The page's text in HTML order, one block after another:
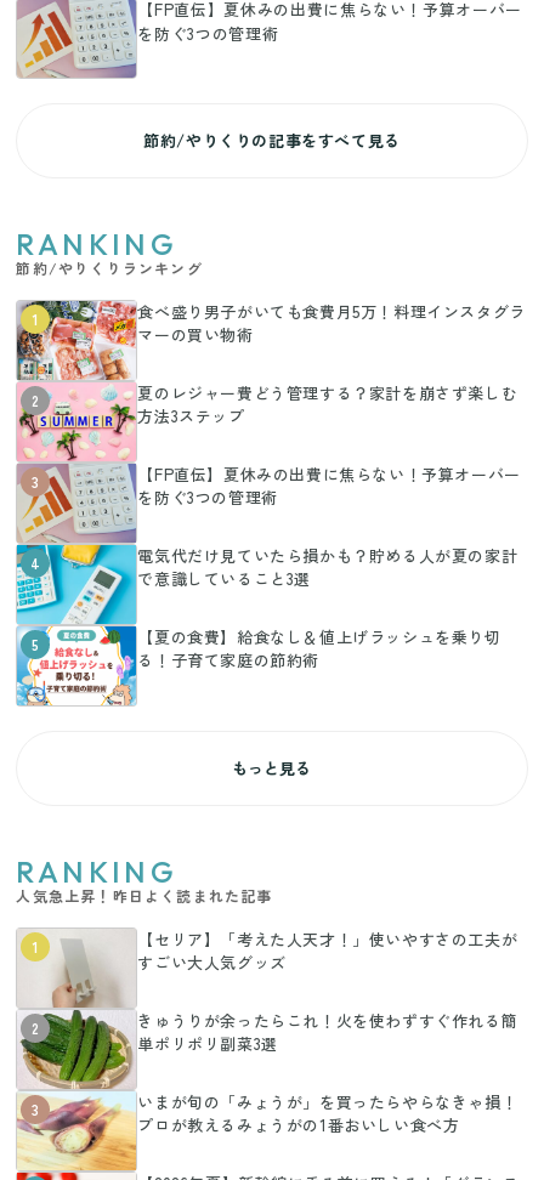
【FP直伝】夏休みの出費に焦らない！予算オーバー
を防ぐ3つの管理術
節約/やりくりの記事をすべて見る
RANKING
節約/やりくりランキング
1
食べ盛り男子がいても食費月5万！料理インスタグラ
マーの買い物術
2
夏のレジャー費どう管理する？家計を崩さず楽しむ
方法3ステップ
3
【FP直伝】夏休みの出費に焦らない！予算オーバー
を防ぐ3つの管理術
4
電気代だけ見ていたら損かも？貯める人が夏の家計
で意識していること3選
5
【夏の食費】給食なし＆値上げラッシュを乗り切
る！子育て家庭の節約術
もっと見る
RANKING
人気急上昇！昨日よく読まれた記事
1
【セリア】「考えた人天才！」使いやすさの工夫が
すごい大人気グッズ
2
きゅうりが余ったらこれ！火を使わずすぐ作れる簡
単ポリポリ副菜3選
3
いまが旬の「みょうが」を買ったらやらなきゃ損！
プロが教えるみょうがの1番おいしい食べ方